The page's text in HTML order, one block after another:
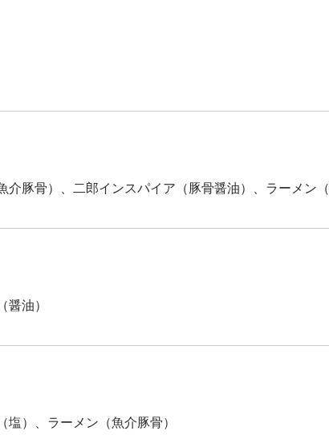
介豚骨）、二郎インスパイア（豚骨醤油）、ラーメン
醤油）
）、ラーメン（魚介豚骨）